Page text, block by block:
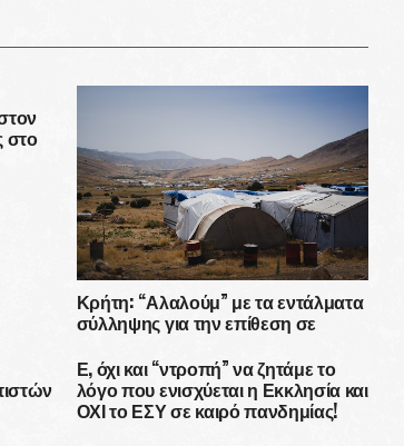
στο
Κρήτη: “Αλαλούμ” με τα εντάλματα
σύλληψης για την επίθεση σε
Ε, όχι και “ντροπή” να ζητάμε το
λόγο που ενισχύεται η Εκκλησία και
ΟΧΙ το ΕΣΥ σε καιρό πανδημίας!